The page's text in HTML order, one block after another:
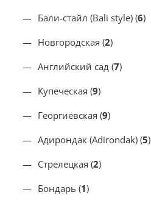
Бали-стайл (Bali style) (6)
Новгородская (2)
Английский сад (7)
Купеческая (9)
Георгиевская (9)
Адирондак (Adirondak) (5)
Стрелецкая (2)
Бондарь (1)